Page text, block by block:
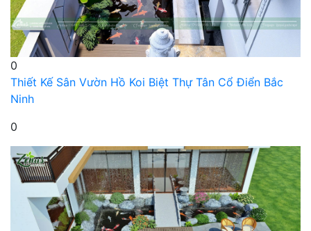
0
Thiết Kế Sân Vườn Hồ Koi Biệt Thự Tân Cổ Điển Bắc
Ninh
0